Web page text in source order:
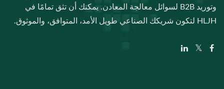
وتوريد B2B لسوائل معالجة المعادن. يمكنك أن تثق تمامًا في
HLJH لتكون شريكك الصناعي طويل الأمد، المتوافق، والموثوق.